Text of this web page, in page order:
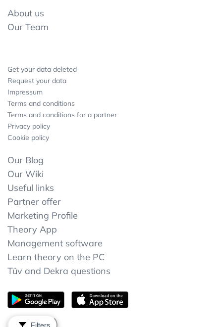
Filters
About us
Our Team
Get your data deleted
Request your data
Impressum
Terms and conditions
Terms and conditions for a partner
Privacy policy
Cookie policy
Our Blog
Our Wiki
Useful links
Partner offer
Marketing Profile
Theory App
Management software
Learn theory on the PC
Tüv and Dekra questions